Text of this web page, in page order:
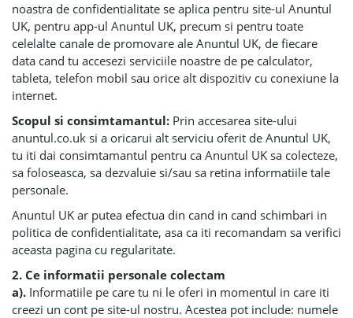
noastra de confidentialitate se aplica pentru site-ul Anuntul
UK, pentru app-ul Anuntul UK, precum si pentru toate
celelalte canale de promovare ale Anuntul UK, de fiecare
data cand tu accesezi serviciile noastre de pe calculator,
tableta, telefon mobil sau orice alt dispozitiv cu conexiune la
internet.
Scopul si consimtamantul: Prin accesarea site-ului
anuntul.co.uk si a oricarui alt serviciu oferit de Anuntul UK,
tu iti dai consimtamantul pentru ca Anuntul UK sa colecteze,
sa foloseasca, sa dezvaluie si/sau sa retina informatiile tale
personale.
Anuntul UK ar putea efectua din cand in cand schimbari in
politica de confidentialitate, asa ca iti recomandam sa verifici
aceasta pagina cu regularitate.
2. Ce informatii personale colectam
a). Informatiile pe care tu ni le oferi in momentul in care iti
creezi un cont pe site-ul nostru. Acestea pot include: numele